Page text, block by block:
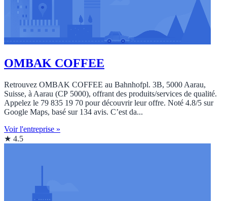
OMBAK COFFEE
Retrouvez OMBAK COFFEE au Bahnhofpl. 3B, 5000 Aarau,
Suisse, à Aarau (CP 5000), offrant des produits/services de qualité.
Appelez le 79 835 19 70 pour découvrir leur offre. Noté 4.8/5 sur
Google Maps, basé sur 134 avis. C’est da...
Voir l'entreprise »
★ 4.5